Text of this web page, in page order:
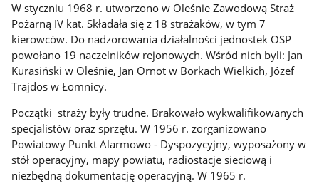
W styczniu 1968 r. utworzono w Oleśnie Zawodową Straż
Pożarną IV kat. Składała się z 18 strażaków, w tym 7
kierowców. Do nadzorowania działalności jednostek OSP
powołano 19 naczelników rejonowych. Wśród nich byli: Jan
Kurasiński w Oleśnie, Jan Ornot w Borkach Wielkich, Józef
Trajdos w Łomnicy.
Początki straży były trudne. Brakowało wykwalifikowanych
specjalistów oraz sprzętu. W 1956 r. zorganizowano
Powiatowy Punkt Alarmowo - Dyspozycyjny, wyposażony w
stół operacyjny, mapy powiatu, radiostacje sieciową i
niezbędną dokumentację operacyjną. W 1965 r.